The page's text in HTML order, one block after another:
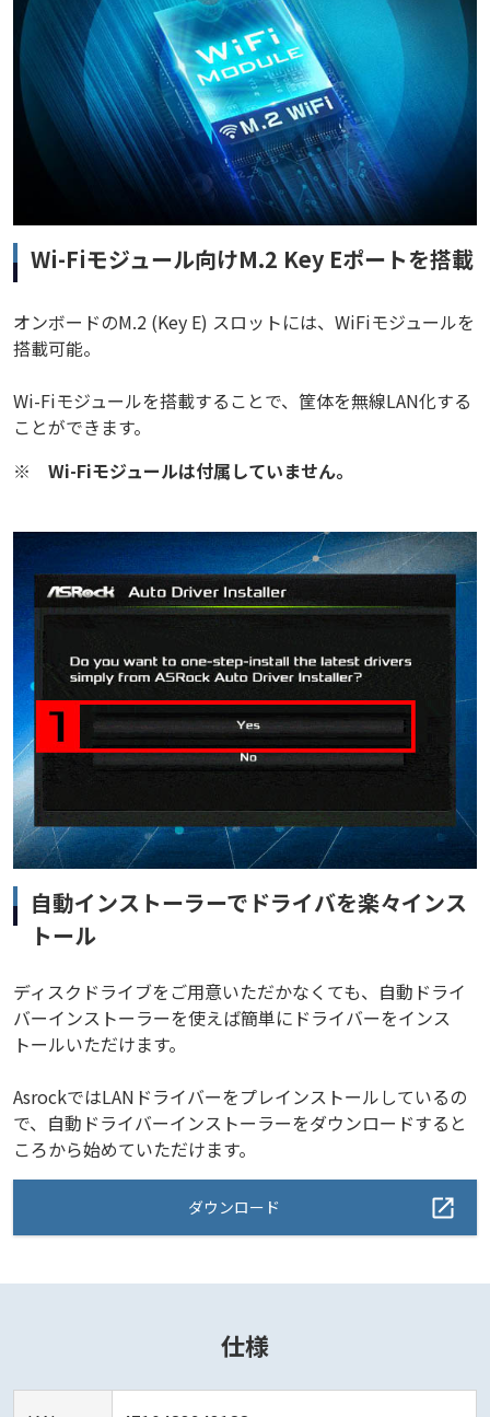
Wi-Fiモジュール向けM.2 Key Eポートを搭載
オンボードのM.2 (Key E) スロットには、WiFiモジュールを
搭載可能。
Wi-Fiモジュールを搭載することで、筐体を無線LAN化する
ことができます。
※
Wi-Fiモジュールは付属していません。
自動インストーラーでドライバを楽々インス
トール
ディスクドライブをご用意いただかなくても、自動ドライ
バーインストーラーを使えば簡単にドライバーをインス
トールいただけます。
AsrockではLANドライバーをプレインストールしているの
で、自動ドライバーインストーラーをダウンロードすると
ころから始めていただけます。
ダウンロード
仕様